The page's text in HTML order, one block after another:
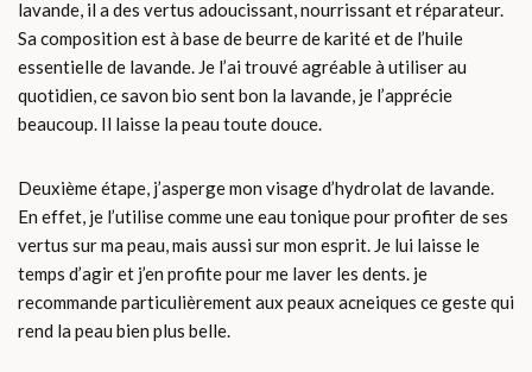
lavande, il a des vertus adoucissant, nourrissant et réparateur.
Sa composition est à base de beurre de karité et de l’huile
essentielle de lavande. Je l’ai trouvé agréable à utiliser au
quotidien, ce savon bio sent bon la lavande, je l’apprécie
beaucoup. Il laisse la peau toute douce.
Deuxième étape, j’asperge mon visage d’hydrolat de lavande.
En effet, je l’utilise comme une eau tonique pour profiter de ses
vertus sur ma peau, mais aussi sur mon esprit. Je lui laisse le
temps d’agir et j’en profite pour me laver les dents. je
recommande particulièrement aux peaux acneiques ce geste qui
rend la peau bien plus belle.